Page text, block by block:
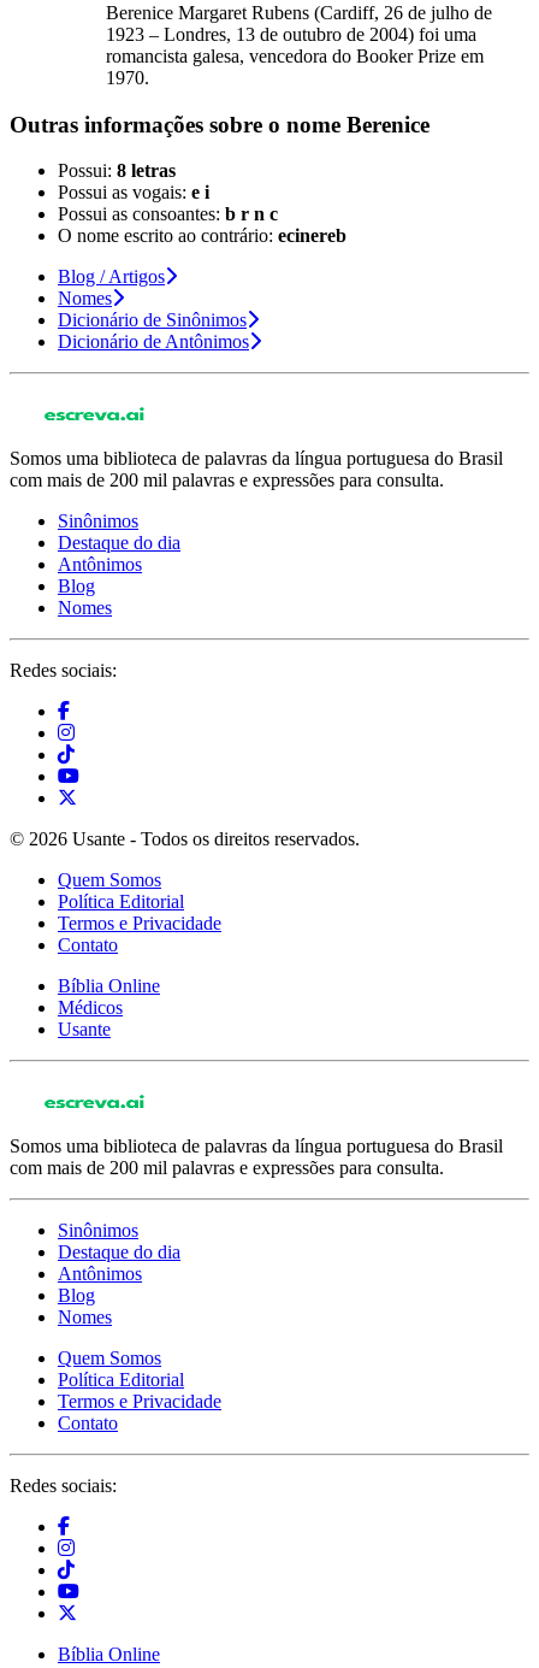
Berenice Margaret Rubens (Cardiff, 26 de julho de
1923 – Londres, 13 de outubro de 2004) foi uma
romancista galesa, vencedora do Booker Prize em
1970.
Outras informações sobre o nome Berenice
Possui: 8 letras
Possui as vogais: e i
Possui as consoantes: b r n c
O nome escrito ao contrário: ecinereb
Blog / Artigos
Nomes
Dicionário de Sinônimos
Dicionário de Antônimos
Somos uma biblioteca de palavras da língua portuguesa do Brasil
com mais de 200 mil palavras e expressões para consulta.
Sinônimos
Destaque do dia
Antônimos
Blog
Nomes
Redes sociais:
© 2026 Usante - Todos os direitos reservados.
Quem Somos
Política Editorial
Termos e Privacidade
Contato
Bíblia Online
Médicos
Usante
Somos uma biblioteca de palavras da língua portuguesa do Brasil
com mais de 200 mil palavras e expressões para consulta.
Sinônimos
Destaque do dia
Antônimos
Blog
Nomes
Quem Somos
Política Editorial
Termos e Privacidade
Contato
Redes sociais:
Bíblia Online